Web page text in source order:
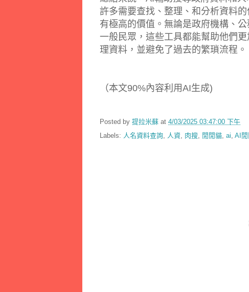
許多需要查找、整理、和分析資料
有極高的價值。無論是政府機構、
一般民眾，這些工具都能幫助他們
理資料，並避免了過去的繁瑣流程。
（本文90%內容利用AI生成)
Posted by 提拉米蘇 at 4/03/2025 03:47:00 下午
Labels: 人名資料查詢 人資 肉搜 閒閒貓 ai AI